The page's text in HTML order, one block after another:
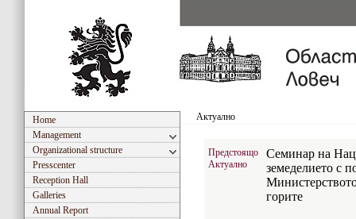
Home
Management
Organizational structure
Presscenter
Reception Hall
Galleries
Annual Report
Актуално
Предстоящо
Актуално
Семинар на
земеделието с
горите